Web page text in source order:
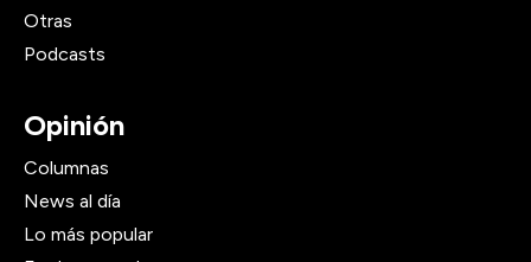
Otras
Podcasts
Opinión
Columnas
News al día
Lo más popular